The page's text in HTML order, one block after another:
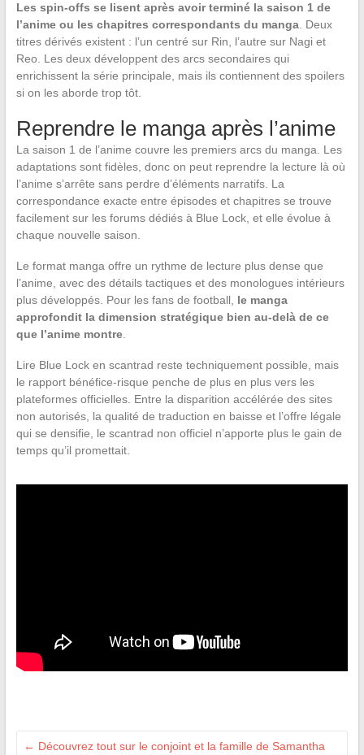
Les spin-offs se lisent après avoir terminé la saison 1 de
l’anime ou les chapitres correspondants du manga. Deux
titres dérivés existent : l’un centré sur Rin, l’autre sur Nagi et
Reo. Les deux développent des arcs secondaires qui
enrichissent la série principale, mais ils contiennent des spoilers
si on les aborde trop tôt.
Reprendre le manga après l’anime
La saison 1 de l’anime couvre les premiers arcs du manga. Les
adaptations sont fidèles, donc on peut reprendre la lecture là où
l’anime s’arrête sans perdre d’éléments narratifs. La
correspondance exacte entre épisodes et chapitres se trouve
facilement sur les forums dédiés à Blue Lock, et elle évolue à
chaque nouvelle saison.
Le format manga offre un rythme de lecture plus dense que
l’anime, avec des détails tactiques et des monologues intérieurs
plus développés. Pour les fans de football, le manga
approfondit la dimension stratégique bien au-delà de ce
que l’anime montre.
Lire Blue Lock en scantrad reste techniquement possible, mais
le rapport bénéfice-risque penche de plus en plus vers les
plateformes officielles. Entre la disparition accélérée des sites
non autorisés, la qualité de traduction en baisse et l’offre légale
qui se densifie, le scantrad non officiel n’apporte plus le gain de
temps qu’il promettait.
← Découvrez tout sur le conjoint et la famille de Samantha